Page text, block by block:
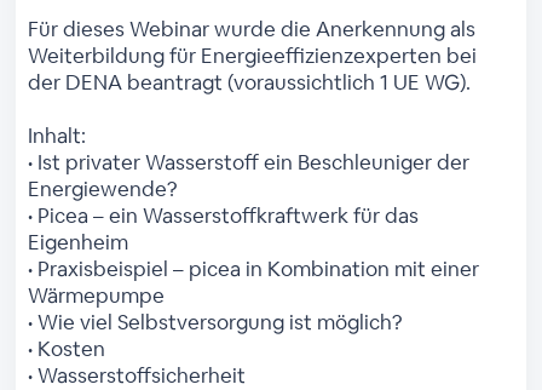
Für dieses Webinar wurde die Anerkennung als
Weiterbildung für Energieeffizienzexperten bei
der DENA beantragt (voraussichtlich 1 UE WG).
Inhalt:
• Ist privater Wasserstoff ein Beschleuniger der
Energiewende?
• Picea – ein Wasserstoffkraftwerk für das
Eigenheim
• Praxisbeispiel – picea in Kombination mit einer
Wärmepumpe
• Wie viel Selbstversorgung ist möglich?
• Kosten
• Wasserstoffsicherheit